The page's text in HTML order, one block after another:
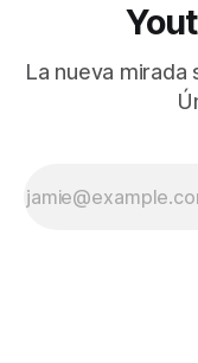
La nueva